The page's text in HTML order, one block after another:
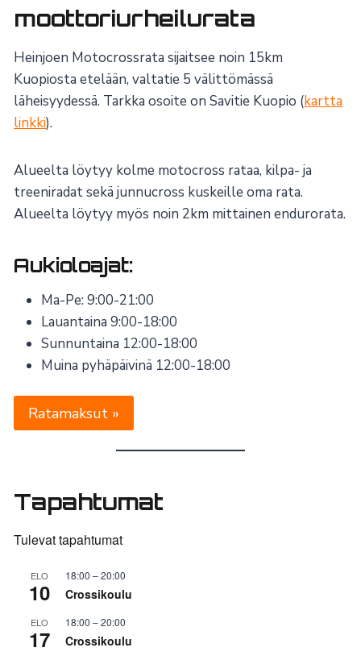
moottoriurheilurata
Heinjoen Motocrossrata sijaitsee noin 15km
Kuopiosta etelään, valtatie 5 välittömässä
läheisyydessä. Tarkka osoite on Savitie Kuopio (kartta
linkki).
Alueelta löytyy kolme motocross rataa, kilpa- ja
treeniradat sekä junnucross kuskeille oma rata.
Alueelta löytyy myös noin 2km mittainen endurorata.
Aukioloajat:
Ma-Pe: 9:00-21:00
Lauantaina 9:00-18:00
Sunnuntaina 12:00-18:00
Muina pyhäpäivinä 12:00-18:00
Ratamaksut »
Tapahtumat
Tulevat tapahtumat
ELO
10
18:00 –20:00
Crossikoulu
ELO
17
18:00 –20:00
Crossikoulu